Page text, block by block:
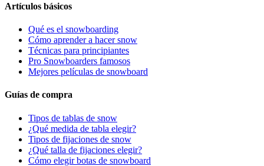
Artículos básicos
Qué es el snowboarding
Cómo aprender a hacer snow
Técnicas para principiantes
Pro Snowboarders famosos
Mejores películas de snowboard
Guías de compra
Tipos de tablas de snow
¿Qué medida de tabla elegir?
Tipos de fijaciones de snow
¿Qué talla de fijaciones elegir?
Cómo elegir botas de snowboard